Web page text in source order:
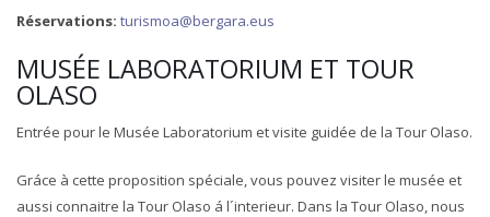
Réservations: turismoa@bergara.eus
MUSÉE LABORATORIUM ET TOUR
OLASO
Entrée pour le Musée Laboratorium et visite guidée de la Tour Olaso.
Gráce à cette proposition spéciale, vous pouvez visiter le musée et
aussi connaitre la Tour Olaso á l´interieur. Dans la Tour Olaso, nous